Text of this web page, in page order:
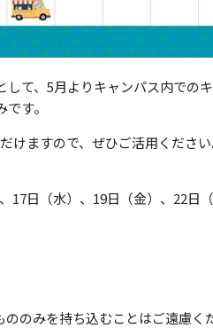
て、 5月よりキャンパス内での
す。
けますので、ぜひご活用ください
17日（水）、 19日（金）、 22日
のみを持ち込むことはご遠慮く